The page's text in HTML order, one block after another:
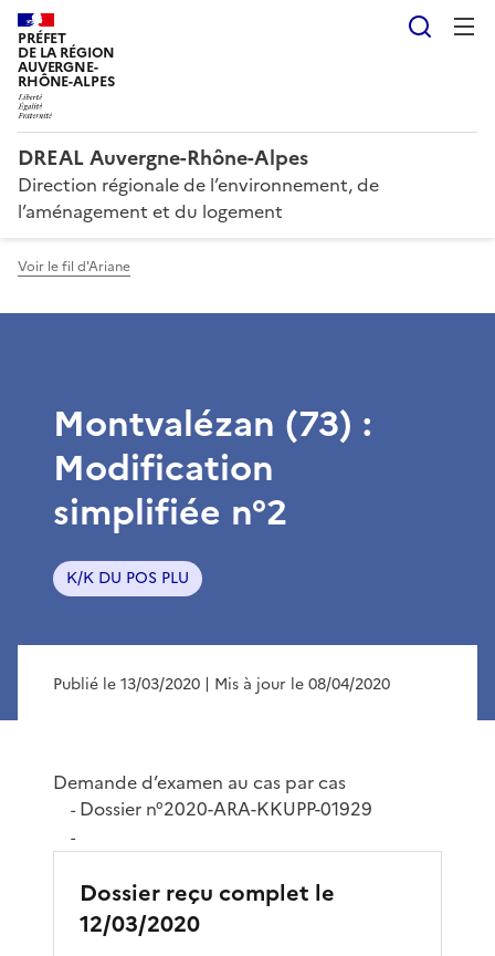
PRÉFET
DE LA RÉGION
AUVERGNE-
RHÔNE-ALPES
DREAL Auvergne-Rhône-Alpes
Direction régionale de l’environnement, de
l’aménagement et du logement
Voir le fil d'Ariane
Montvalézan (73) :
Modification
simplifiée n°2
K/K DU POS PLU
Publié le 13/03/2020 | Mis à jour le 08/04/2020
Demande d’examen au cas par cas
-Dossier n°2020-ARA-KKUPP-01929
-
Dossier reçu complet le
12/03/2020